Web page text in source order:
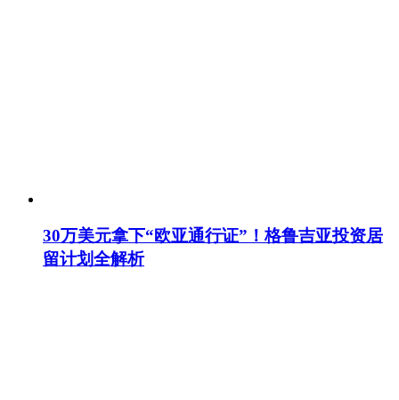
30万美元拿下“欧亚通行证”！格鲁吉亚投资居
留计划全解析